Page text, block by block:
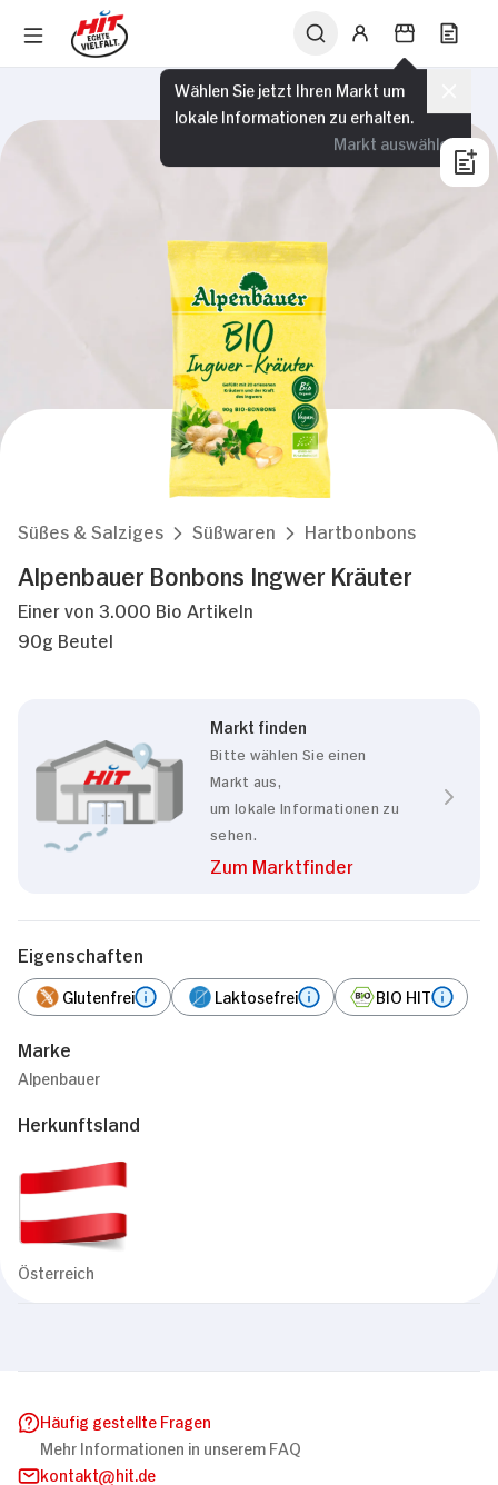
Wählen Sie jetzt Ihren Markt um
lokale Informationen zu erhalten.
Markt auswählen
Süßes & Salziges Süßwaren Hartbonbons
Alpenbauer Bonbons Ingwer Kräuter
Einer von 3.000 Bio Artikeln
90g Beutel
Markt finden
Bitte wählen Sie einen
Markt aus,
um lokale Informationen zu
sehen.
Zum Marktfinder
Eigenschaften
Glutenfrei Laktosefrei BIO HIT
Marke
Alpenbauer
Herkunftsland
Österreich
Häufig gestellte Fragen
Mehr Informationen in unserem FAQ
kontakt
hit.de